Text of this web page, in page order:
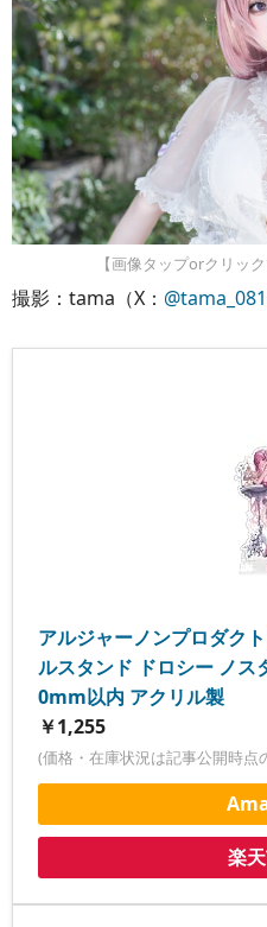
【画像タップorクリッ
撮影：tama（X：
アルジャーノンプロダク
ルスタンド ドロシー ノ
0mm以内 アクリル製
￥1,255
(価格・在庫状況は記事公開時点
楽